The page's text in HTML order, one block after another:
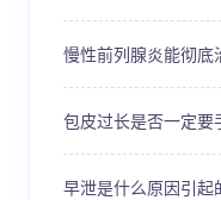
慢性前列腺炎能彻底
包皮过长是否一定要
早泄是什么原因引